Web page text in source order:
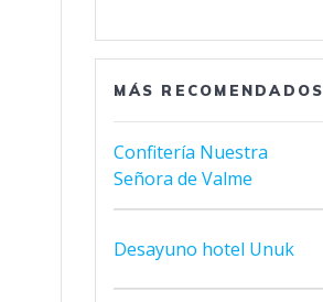
MÁS RECOMENDADOS
Confitería Nuestra
Señora de Valme
Desayuno hotel Unuk